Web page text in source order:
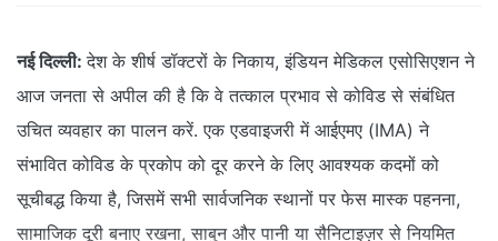
नई दिल्ली: देश के शीर्ष डॉक्टरों के निकाय, इंडियन मेडिकल एसोसिएशन ने
आज जनता से अपील की है कि वे तत्काल प्रभाव से कोविड से संबंधित
उचित व्यवहार का पालन करें. एक एडवाइजरी में आईएमए (IMA) ने
संभावित कोविड के प्रकोप को दूर करने के लिए आवश्यक कदमों को
सूचीबद्ध किया है, जिसमें सभी सार्वजनिक स्थानों पर फेस मास्क पहनना,
सामाजिक दूरी बनाए रखना, साबुन और पानी या सैनिटाइज़र से नियमित